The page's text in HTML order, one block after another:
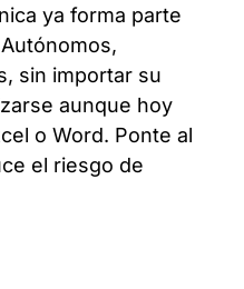
ya forma parte
sin importar su
aunque hoy
o Word. Ponte al
el riesgo de